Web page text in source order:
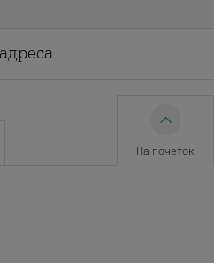
На почеток